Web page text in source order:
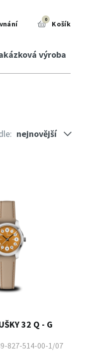
0 Košík
výroba
32 Q - G
827-514-00-1/07